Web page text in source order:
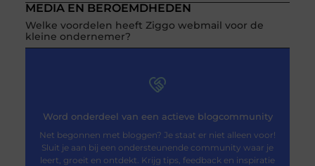
MEDIA EN BEROEMDHEDEN
Welke voordelen heeft Ziggo webmail voor de
kleine ondernemer?
Word onderdeel van een actieve blogcommunity
Net begonnen met bloggen? Je staat er niet alleen voor!
Sluit je aan bij een ondersteunende community waar je
leert, groeit en ontdekt. Krijg tips, feedback en inspiratie